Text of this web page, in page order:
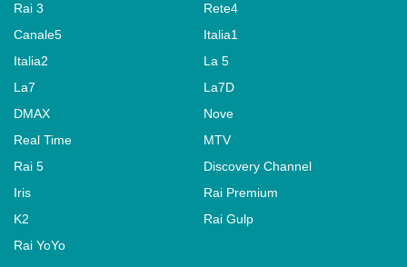
Rai 3
Rete4
Canale5
Italia1
Italia2
La 5
La7
La7D
DMAX
Nove
Real Time
MTV
Rai 5
Discovery Channel
Iris
Rai Premium
K2
Rai Gulp
Rai YoYo